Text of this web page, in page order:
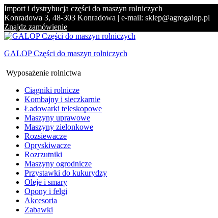
Import i dystrybucja części do maszyn rolniczych
Konradowa 3, 48-303 Konradowa | e-mail: sklep@agrogalop.pl
Znajdz zamówienie
GALOP Części do maszyn rolniczych
Wyposażenie rolnictwa
Ciągniki rolnicze
Kombajny i sieczkarnie
Ładowarki teleskopowe
Maszyny uprawowe
Maszyny zielonkowe
Rozsiewacze
Opryskiwacze
Rozrzutniki
Maszyny ogrodnicze
Przystawki do kukurydzy
Oleje i smary
Opony i felgi
Akcesoria
Zabawki